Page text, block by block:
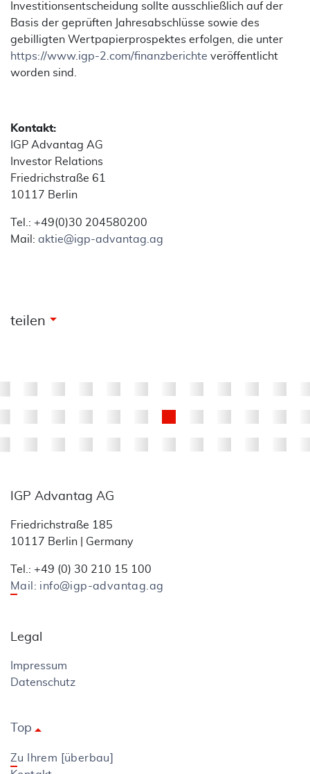
Investitionsentscheidung sollte ausschließlich auf der
Basis der geprüften Jahresabschlüsse sowie des
gebilligten Wertpapierprospektes erfolgen, die unter
https://www.igp-2.com/finanzberichte veröffentlicht
worden sind.
Kontakt:
IGP Advantag AG
Investor Relations
Friedrichstraße 61
10117 Berlin
Tel.: +49(0)30 204580200
Mail: aktie@igp-advantag.ag
teilen arrow_drop_down
IGP Advantag AG
Friedrichstraße 185
10117 Berlin | Germany
Tel.: +49 (0) 30 210 15 100
Mail: info@igp-advantag.ag
Legal
Impressum
Datenschutz
Toparrow_drop_up
Zu Ihrem [überbau]